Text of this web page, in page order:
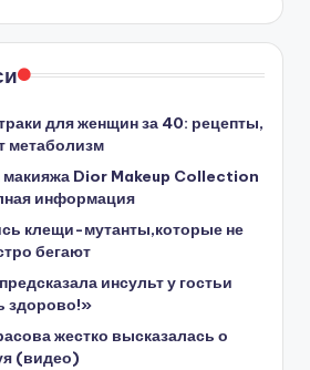
для женщин за 40: рецепты,
метаболизм
макияжа Dior Makeup Collection
информация
клещи-мутанты,которые не
бегают
инсульт у гостьи
здорово!»
жестко высказалась о
(видео)